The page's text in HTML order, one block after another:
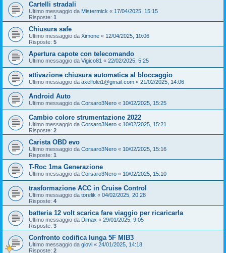
Cartelli stradali
Ultimo messaggio da Mistermick « 17/04/2025, 15:15
Risposte: 1
Chiusura safe
Ultimo messaggio da Ximone « 12/04/2025, 10:06
Risposte: 5
Apertura capote con telecomando
Ultimo messaggio da Vigico81 « 22/02/2025, 5:25
attivazione chiusura automatica al bloccaggio
Ultimo messaggio da axelfolei1@gmail.com « 21/02/2025, 14:06
Android Auto
Ultimo messaggio da Corsaro3Nero « 10/02/2025, 15:25
Cambio colore strumentazione 2022
Ultimo messaggio da Corsaro3Nero « 10/02/2025, 15:21
Risposte: 2
Carista OBD evo
Ultimo messaggio da Corsaro3Nero « 10/02/2025, 15:16
Risposte: 1
T-Roc 1ma Generazione
Ultimo messaggio da Corsaro3Nero « 10/02/2025, 15:10
trasformazione ACC in Cruise Control
Ultimo messaggio da torelik « 04/02/2025, 20:28
Risposte: 4
batteria 12 volt scarica fare viaggio per ricaricarla
Ultimo messaggio da Dimax « 29/01/2025, 9:05
Risposte: 3
Confronto codifica lunga 5F MIB3
Ultimo messaggio da giovi « 24/01/2025, 14:18
Risposte: 2